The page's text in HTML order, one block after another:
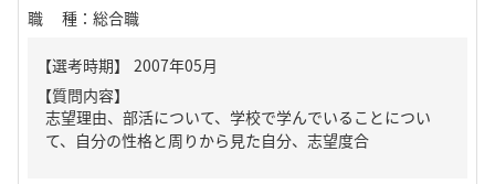
職種 ： 総合職
【質問内容】
志望理由、部活について、学校で学んでいることについ
て、自分の性格と周りから見た自分、志望度合